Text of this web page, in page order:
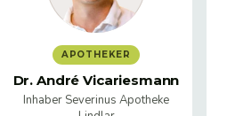
APOTHEKER
Dr. André Vicariesmann
Inhaber Severinus Apotheke